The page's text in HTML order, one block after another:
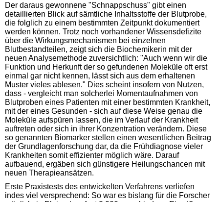
Der daraus gewonnene "Schnappschuss" gibt einen
detaillierten Blick auf sämtliche Inhaltsstoffe der Blutprobe,
die folglich zu einem bestimmten Zeitpunkt dokumentiert
werden können. Trotz noch vorhandener Wissensdefizite
über die Wirkungsmechanismen bei einzelnen
Blutbestandteilen, zeigt sich die Biochemikerin mit der
neuen Analysemethode zuversichtlich: "Auch wenn wir die
Funktion und Herkunft der so gefundenen Moleküle oft erst
einmal gar nicht kennen, lässt sich aus dem erhaltenen
Muster vieles ablesen." Dies scheint insofern von Nutzen,
dass - vergleicht man solcherlei Momentaufnahmen von
Blutproben eines Patienten mit einer bestimmten Krankheit,
mit der eines Gesunden - sich auf diese Weise genau die
Moleküle aufspüren lassen, die im Verlauf der Krankheit
auftreten oder sich in ihrer Konzentration verändern. Diese
so genannten Biomarker stellen einen wesentlichen Beitrag
der Grundlagenforschung dar, da die Frühdiagnose vieler
Krankheiten somit effizienter möglich wäre. Darauf
aufbauend, ergäben sich günstigere Heilungschancen mit
neuen Therapieansätzen.
Erste Praxistests des entwickelten Verfahrens verliefen
indes viel versprechend: So war es bislang für die Forscher